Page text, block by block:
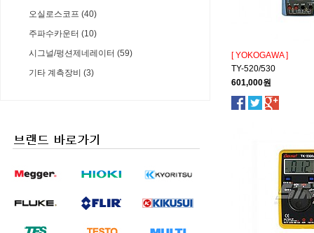
오실로스코프 (40)
주파수카운터 (10)
시그널/펑션제네레이터 (59)
기타 계측장비 (3)
[ YOKOGAWA ]
TY-520/530
601,000원